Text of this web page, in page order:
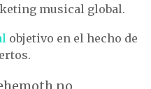
musical global.
objetivo en el hecho de
no